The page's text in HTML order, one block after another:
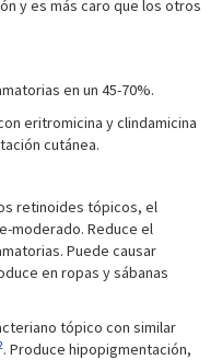
y es más caro que los otros
en un 45-70%.
eritromicina y clindamicina
cutánea.
retinoides tópicos, el
moderado. Reduce el
Puede causar
en ropas y sábanas
tópico con similar
. Produce hipopigmentación,